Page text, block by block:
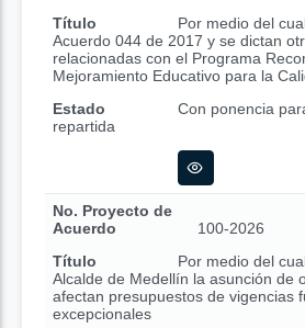
Título
Por medio del
Acuerdo 044 de 2017 y se dictan
relacionadas con el Programa
Mejoramiento Educativo para la
Estado
Con ponencia
repartida
No. Proyecto de
Acuerdo
100-2026
Título
Por medio del
Alcalde de Medellín la asunción de
afectan presupuestos de vigencias
excepcionales